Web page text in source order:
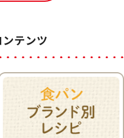
テンツ